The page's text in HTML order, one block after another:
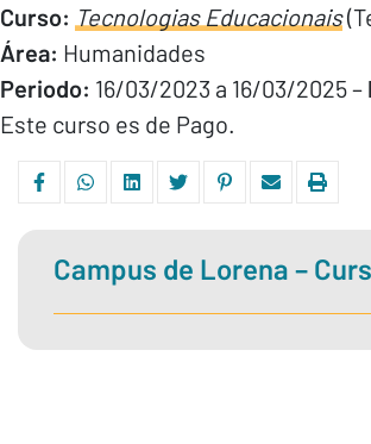
Curso: Tecnologias Educacionais
Área: Humanidades
Periodo: 16/03/2023 a 16/03/2025 –
Este curso es de Pago.
Campus de Lorena –